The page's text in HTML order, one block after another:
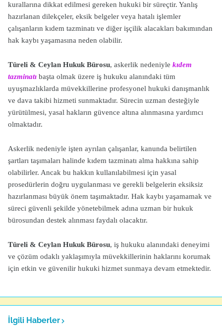
kurallarına dikkat edilmesi gereken hukuki bir süreçtir. Yanlış
hazırlanan dilekçeler, eksik belgeler veya hatalı işlemler
çalışanların kıdem tazminatı ve diğer işçilik alacakları bakımından
hak kaybı yaşamasına neden olabilir.
Türeli & Ceylan Hukuk Bürosu, askerlik nedeniyle kıdem
tazminatı başta olmak üzere iş hukuku alanındaki tüm
uyuşmazlıklarda müvekkillerine profesyonel hukuki danışmanlık
ve dava takibi hizmeti sunmaktadır. Sürecin uzman desteğiyle
yürütülmesi, yasal hakların güvence altına alınmasına yardımcı
olmaktadır.
Askerlik nedeniyle işten ayrılan çalışanlar, kanunda belirtilen
şartları taşımaları halinde kıdem tazminatı alma hakkına sahip
olabilirler. Ancak bu hakkın kullanılabilmesi için yasal
prosedürlerin doğru uygulanması ve gerekli belgelerin eksiksiz
hazırlanması büyük önem taşımaktadır. Hak kaybı yaşamamak ve
süreci güvenli şekilde yönetebilmek adına uzman bir hukuk
bürosundan destek alınması faydalı olacaktır.
Türeli & Ceylan Hukuk Bürosu, iş hukuku alanındaki deneyimi
ve çözüm odaklı yaklaşımıyla müvekkillerinin haklarını korumak
için etkin ve güvenilir hukuki hizmet sunmaya devam etmektedir.
İlgili Haberler